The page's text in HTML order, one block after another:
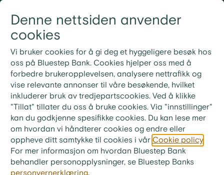
Denne nettsiden anvender
cookies
Vi bruker cookies for å gi deg et hyggeligere besøk hos
oss på Bluestep Bank. Cookies hjelper oss med å
forbedre brukeropplevelsen, analysere nettrafikk og
vise relevante annonser til våre besøkende, hvilket
inkluderer bruk av tredjepartscookies. Ved å klikke
"Tillat" tillater du oss å bruke cookies. Via "innstillinger"
kan du godkjenne spesifikke cookies. Du kan lese mer
om hvordan vi håndterer cookies og endre eller
oppheve ditt samtykke til cookies i vår Cookie policy
For mer informasjon om hvordan Bluestep Bank
behandler personopplysninger, se Bluestep Banks
Nye rutiner for ekstrainnbetaling på lån
Ved ekstrainnbetaling på lånet ditt må du bruke
KID-nummeret fra din siste faktura. Ønsker du i
stedet å betale neste måneds innbetaling, skriv «Til
gode + ditt lånenummer» i meldingsfeltet i stedet for
KID-nummer.
bluestep.no > Økonomitips > Ordliste
Pantedokument